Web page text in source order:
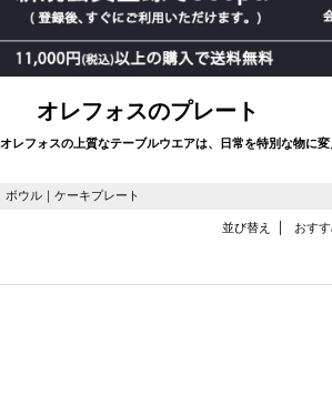
オレフォスのプレート
レフォスの上質なテーブルウエアは、日常を特別な物に
ボウル ケーキプレート
並び替え おす